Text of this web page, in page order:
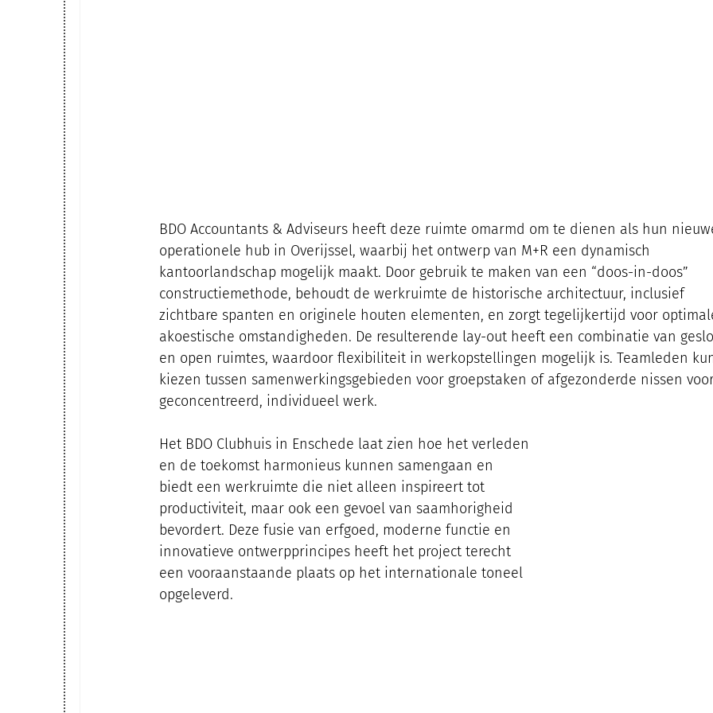
BDO Accountants & Adviseurs heeft deze ruimte omarmd om te dienen als hun
operationele hub in Overijssel, waarbij het ontwerp van M+R een dynamisch
kantoorlandschap mogelijk maakt. Door gebruik te maken van een “doos-in-doos”
constructiemethode, behoudt de werkruimte de historische architectuur, inclusief
zichtbare spanten en originele houten elementen, en zorgt tegelijkertijd voor
akoestische omstandigheden. De resulterende lay-out heeft een combinatie van
en open ruimtes, waardoor flexibiliteit in werkopstellingen mogelijk is. Teamleden
kiezen tussen samenwerkingsgebieden voor groepstaken of afgezonderde nissen
geconcentreerd, individueel werk.
Het BDO Clubhuis in Enschede laat zien hoe het verleden
en de toekomst harmonieus kunnen samengaan en
biedt een werkruimte die niet alleen inspireert tot
productiviteit, maar ook een gevoel van saamhorigheid
bevordert. Deze fusie van erfgoed, moderne functie en
innovatieve ontwerpprincipes heeft het project terecht
een vooraanstaande plaats op het internationale toneel
opgeleverd.